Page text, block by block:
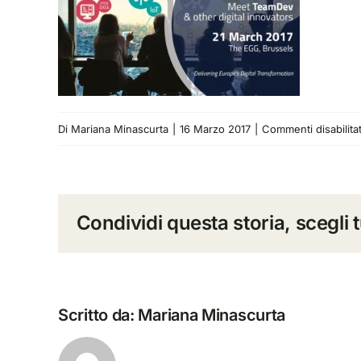
Di Mariana Minascurta 16 Marzo 2017 Commenti
Condividi questa storia, scegli
Scritto da: Mariana Minascurta